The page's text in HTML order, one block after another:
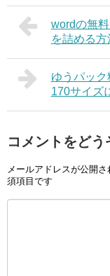
wordの無
を詰める
ゆうパッ
170サイズ
コメントをどう
メールアドレスが公開さ
須項目です